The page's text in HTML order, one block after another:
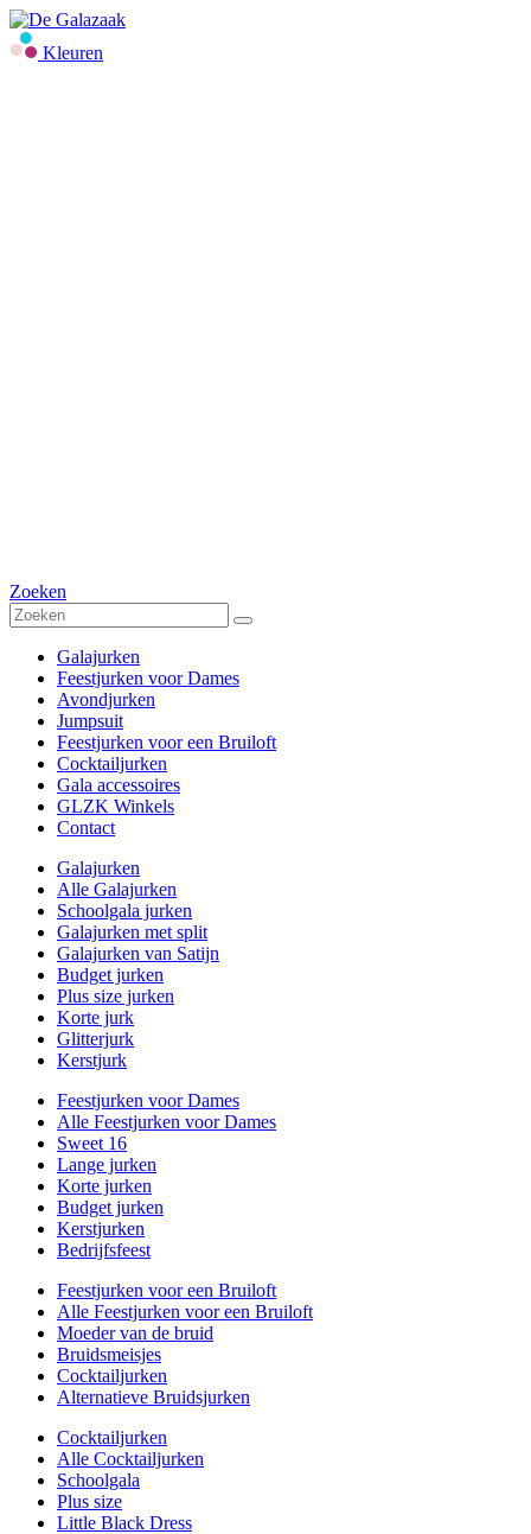
Kleuren
Zoeken
Galajurken
Feestjurken voor Dames
Avondjurken
Jumpsuit
Feestjurken voor een Bruiloft
Cocktailjurken
Gala accessoires
GLZK Winkels
Contact
Galajurken
Alle Galajurken
Schoolgala jurken
Galajurken met split
Galajurken van Satijn
Budget jurken
Plus size jurken
Korte jurk
Glitterjurk
Kerstjurk
Feestjurken voor Dames
Alle Feestjurken voor Dames
Sweet 16
Lange jurken
Korte jurken
Budget jurken
Kerstjurken
Bedrijfsfeest
Feestjurken voor een Bruiloft
Alle Feestjurken voor een Bruiloft
Moeder van de bruid
Bruidsmeisjes
Cocktailjurken
Alternatieve Bruidsjurken
Cocktailjurken
Alle Cocktailjurken
Schoolgala
Plus size
Little Black Dress